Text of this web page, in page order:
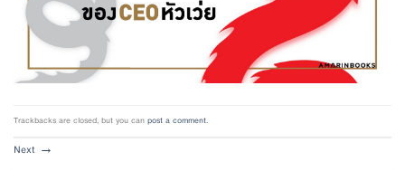
Trackbacks are closed, but you canpost a comment.
Next →